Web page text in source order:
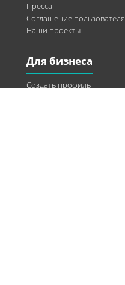
Пресса
Соглашение пользователя
Наши проекты
Для бизнеса
Создать профиль